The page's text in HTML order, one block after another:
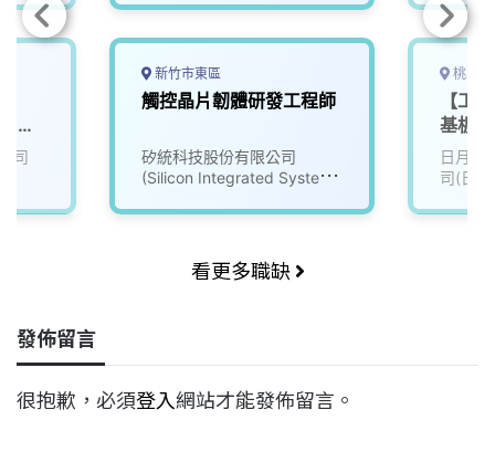
林
司
新竹市東區
觸控晶片韌體研發工程師
矽統科技股份有限公司
(Silicon Integrated Systems
桃園
【工
基板
日月光
司(日
看更多職缺
發佈留言
很抱歉，必須登入網站才能發佈留言。